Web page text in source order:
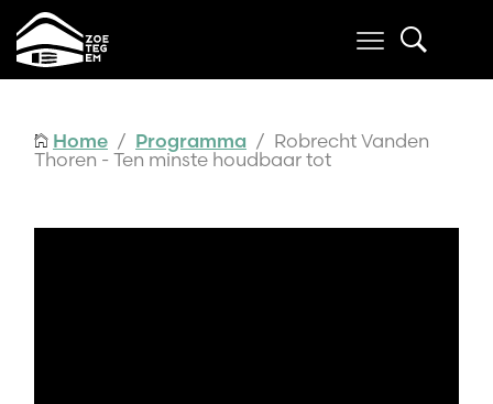
Home / Programma / Robrecht Vanden
Thoren - Ten minste houdbaar tot